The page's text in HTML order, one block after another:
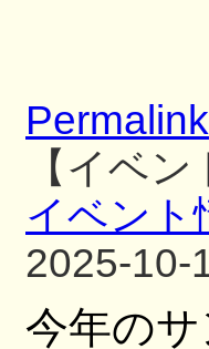
Permalink
【イベ
イベント
2025-10-
今年の